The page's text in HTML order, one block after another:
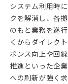
システム利用時
クを解消し、各
のもと業務を遂
くからダイレク
ポンス向上や回
推進といった企
への刷新が強く